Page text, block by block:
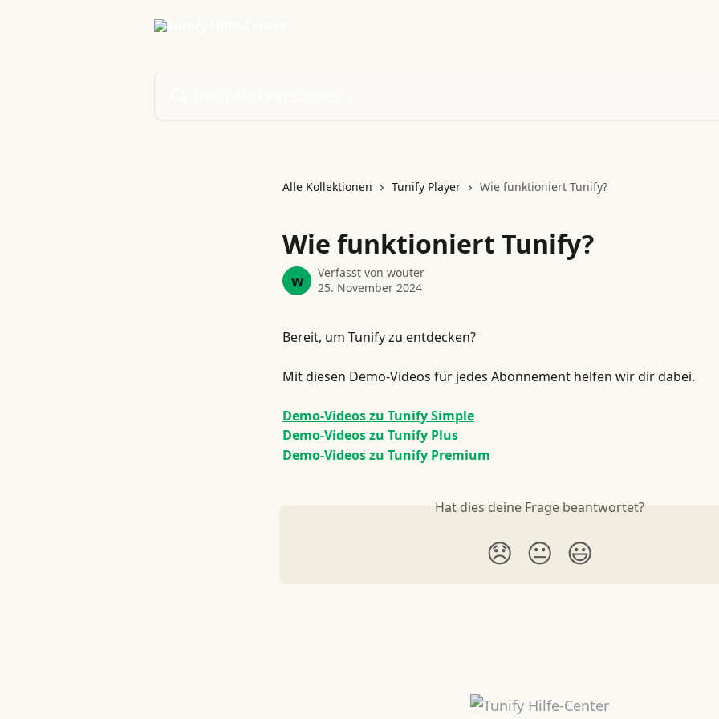
Alle Kollektionen Tunify Player Wie funktioniert Tunify?
Wie funktioniert Tunify?
w Verfasst von wouter
25. November 2024
Bereit, um Tunify zu entdecken?
Mit diesen Demo-Videos für jedes Abonnement helfen wir dir dabei.
Demo-Videos zu Tunify Simple
Demo-Videos zu Tunify Plus
Demo-Videos zu Tunify Premium
Hat dies deine Frage beantwortet?
😞 😐 😃